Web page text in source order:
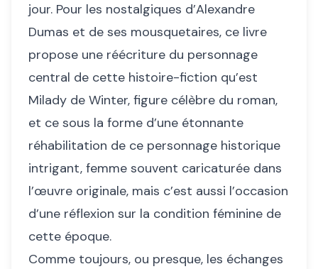
jour. Pour les nostalgiques d’Alexandre
Dumas et de ses mousquetaires, ce livre
propose une réécriture du personnage
central de cette histoire-fiction qu’est
Milady de Winter, figure célèbre du roman,
et ce sous la forme d’une étonnante
réhabilitation de ce personnage historique
intrigant, femme souvent caricaturée dans
l’œuvre originale, mais c’est aussi l’occasion
d’une réflexion sur la condition féminine de
cette époque.
Comme toujours, ou presque, les échanges